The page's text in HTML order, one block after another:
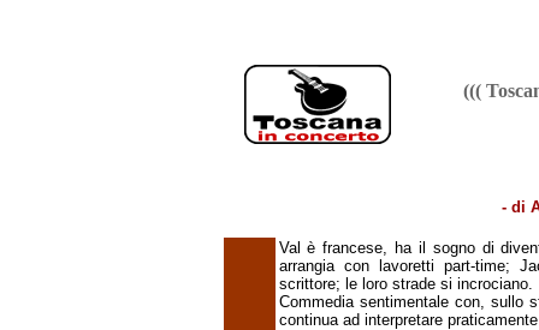
(((
- di
Val è francese, ha il sogno di
arrangia con lavoretti part-time;
scrittore; le loro strade si incrociano.
Commedia sentimentale con, sullo
continua ad interpretare